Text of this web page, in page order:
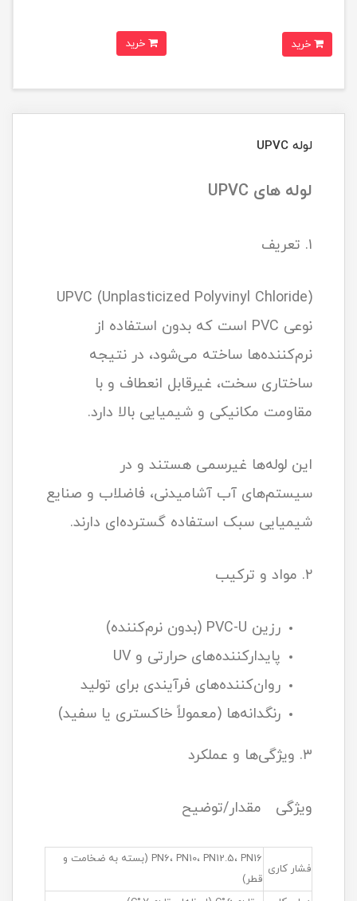
لوله UPVC
لوله های UPVC
۱. تعریف
UPVC (Unplasticized Polyvinyl Chloride)
نوعی PVC است که بدون استفاده از
نرم‌کننده‌ها ساخته می‌شود، در نتیجه
ساختاری سخت، غیرقابل انعطاف و با
مقاومت مکانیکی و شیمیایی بالا دارد.
این لوله‌ها غیرسمی هستند و در
سیستم‌های آب آشامیدنی، فاضلاب و صنایع
شیمیایی سبک استفاده گسترده‌ای دارند.
۲. مواد و ترکیب
رزین PVC-U (بدون نرم‌کننده)
پایدارکننده‌های حرارتی و UV
روان‌کننده‌های فرآیندی برای تولید
رنگدانه‌ها (معمولاً خاکستری یا سفید)
۳. ویژگی‌ها و عملکرد
ویژگی مقدار/توضیح
فشار کاری
PN6، PN10، PN12.5، PN16 (بسته به ضخامت و
قطر)